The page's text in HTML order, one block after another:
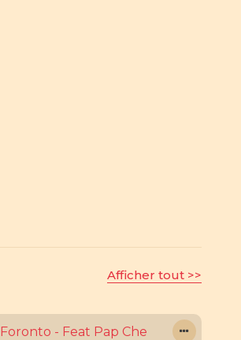
Afficher tout >>
Foronto - Feat Pap Che